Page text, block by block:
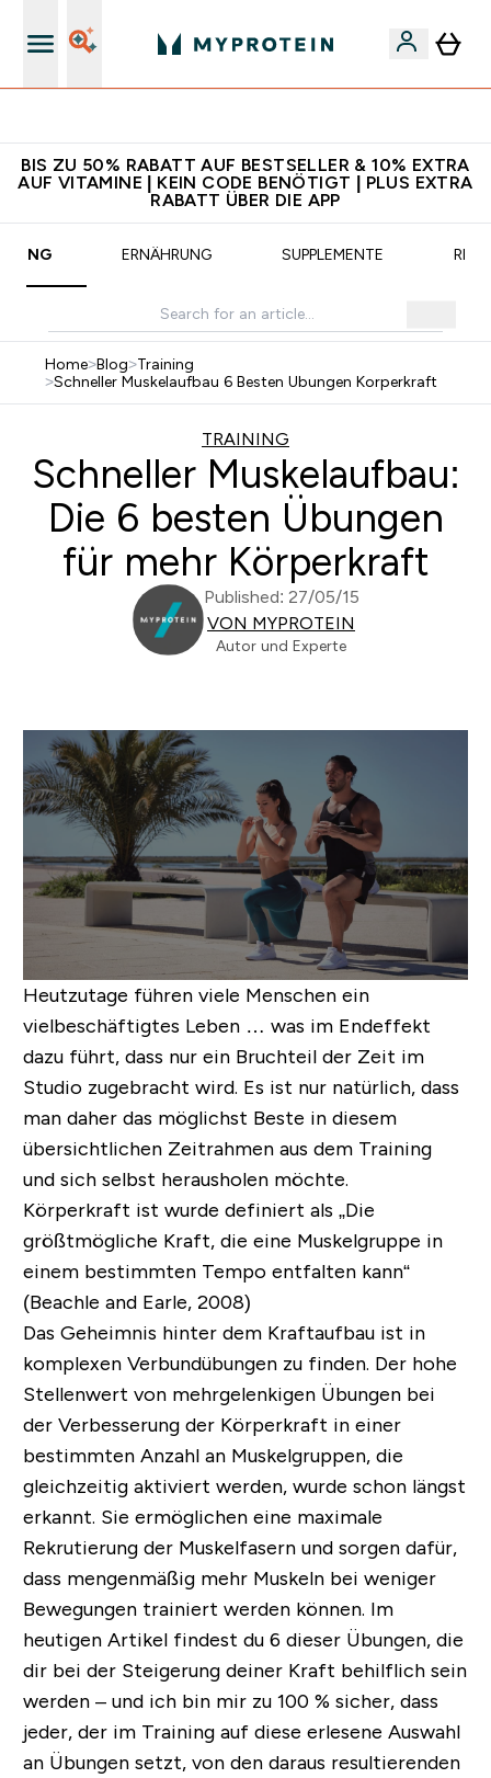
BIS ZU 50% RABATT AUF BESTSELLER & 10% EXTRA
AUF VITAMINE | KEIN CODE BENÖTIGT | PLUS EXTRA
RABATT ÜBER DIE APP
ERNÄHRUNG SUPPLEMENTE
Home>Blog>Training
>Schneller Muskelaufbau 6 Besten Ubungen Korperkraft
TRAINING
Schneller Muskelaufbau:
Die 6 besten Übungen
für mehr Körperkraft
Published: 27/05/15
VON MYPROTEIN
Autor und Experte
Heutzutage führen viele Menschen ein
vielbeschäftigtes Leben … was im Endeffekt
dazu führt, dass nur ein Bruchteil der Zeit im
Studio zugebracht wird. Es ist nur natürlich, dass
man daher das möglichst Beste in diesem
übersichtlichen Zeitrahmen aus dem Training
und sich selbst herausholen möchte.
Körperkraft ist wurde definiert als „Die
größtmögliche Kraft, die eine Muskelgruppe in
einem bestimmten Tempo entfalten kann“
(Beachle and Earle, 2008)
Das Geheimnis hinter dem Kraftaufbau ist in
komplexen Verbundübungen zu finden. Der hohe
Stellenwert von mehrgelenkigen Übungen bei
der Verbesserung der Körperkraft in einer
bestimmten Anzahl an Muskelgruppen, die
gleichzeitig aktiviert werden, wurde schon längst
erkannt. Sie ermöglichen eine maximale
Rekrutierung der Muskelfasern und sorgen dafür,
dass mengenmäßig mehr Muskeln bei weniger
Bewegungen trainiert werden können. Im
heutigen Artikel findest du 6 dieser Übungen, die
dir bei der Steigerung deiner Kraft behilflich sein
werden – und ich bin mir zu 100 % sicher, dass
jeder, der im Training auf diese erlesene Auswahl
an Übungen setzt, von den daraus resultierenden